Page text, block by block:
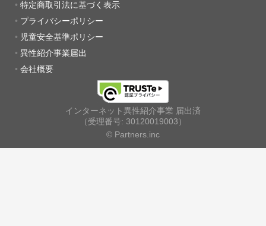
特定商取引法に基づく表示
プライバシーポリシー
児童安全基準ポリシー
異性紹介事業届出
会社概要
インターネット異性紹介事業 届出済
（受理番号: 30120019003）
© Partners.inc